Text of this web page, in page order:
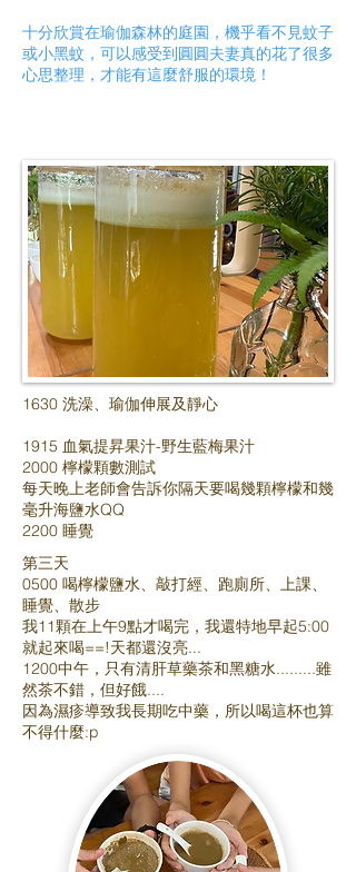
十分欣賞在瑜伽森林的庭園，機乎看不見蚊子
或小黑蚊，可以感受到圓圓夫妻真的花了很多
心思整理，才能有這麼舒服的環境！
1630 洗澡、瑜伽伸展及靜心
1915 血氣提昇果汁-野生藍梅果汁
2000 檸檬顆數測試
每天晚上老師會告訴你隔天要喝幾顆檸檬和幾
毫升海鹽水QQ
2200 睡覺
第三天
0500 喝檸檬鹽水、敲打經、跑廁所、上課、
睡覺、散步
我11顆在上午9點才喝完，我還特地早起5:00
就起來喝==!天都還沒亮...
1200中午，只有清肝草藥茶和黑糖水.........雖
然茶不錯，但好餓....
因為濕疹導致我長期吃中藥，所以喝這杯也算
不得什麼:p